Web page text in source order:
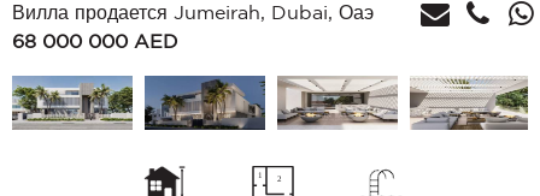
Вилла продается Jumeirah, Dubai, Оаэ
68 000 000 AED